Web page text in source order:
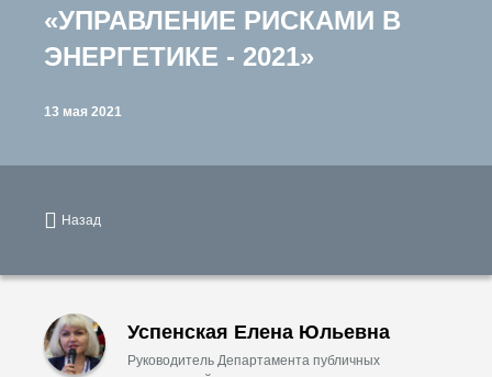
«УПРАВЛЕНИЕ РИСКАМИ В
ЭНЕРГЕТИКЕ - 2021»
13 мая 2021
Назад
Успенская Елена Юльевна
Руководитель Департамента публичных